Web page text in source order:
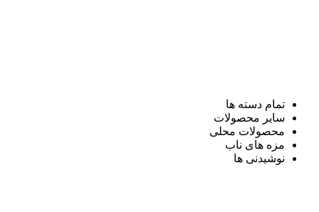
تمام دسته ها
سایر محصولات
محصولات محلی
مزه های ناب
نوشیدنی ها